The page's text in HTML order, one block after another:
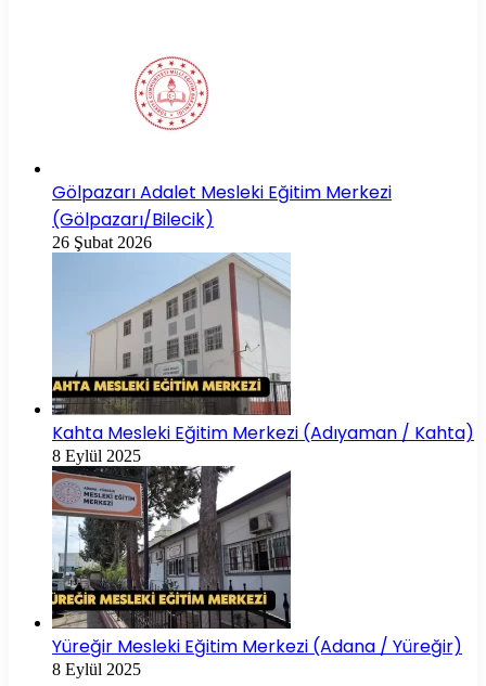
Gölpazarı Adalet Mesleki Eğitim Merkezi
(Gölpazarı/Bilecik)
26 Şubat 2026
Kahta Mesleki Eğitim Merkezi (Adıyaman / Kahta)
8 Eylül 2025
Yüreğir Mesleki Eğitim Merkezi (Adana / Yüreğir)
8 Eylül 2025